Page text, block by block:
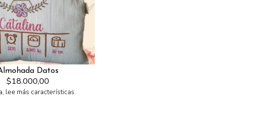
Datos
$18.000,00
lee más características.